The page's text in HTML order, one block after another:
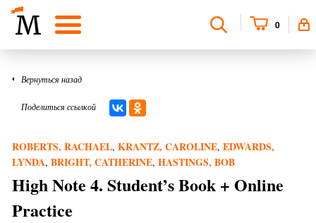
0
Вернуться назад
Поделиться ссылкой
ROBERTS, RACHAEL, KRANTZ, CAROLINE, EDWARDS,
LYNDA, BRIGHT, CATHERINE, HASTINGS, BOB
High Note 4. Student’s Book + Online
Practice